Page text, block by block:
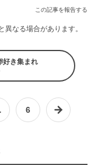
この記事を報告する
なる場合があります。
好き集まれ
6